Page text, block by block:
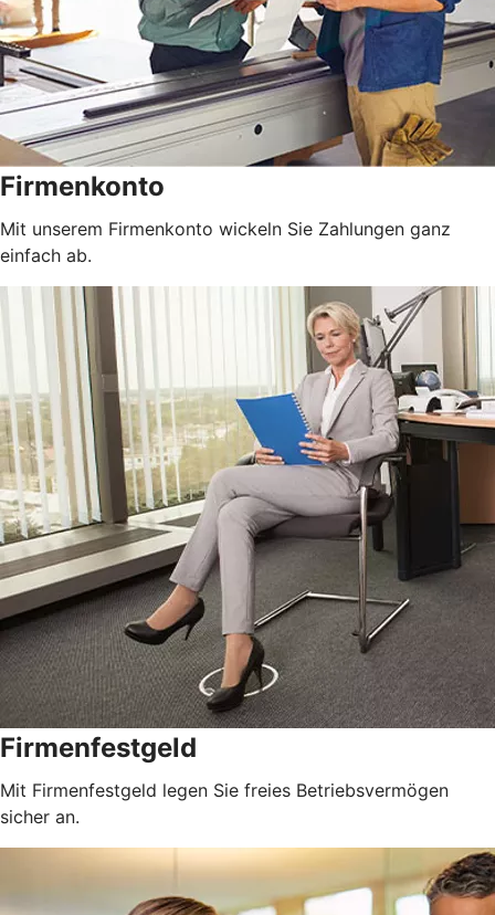
Firmenkonto
Mit unserem Firmenkonto wickeln Sie Zahlungen ganz
einfach ab.
Firmenfestgeld
Mit Firmenfestgeld legen Sie freies Betriebsvermögen
sicher an.